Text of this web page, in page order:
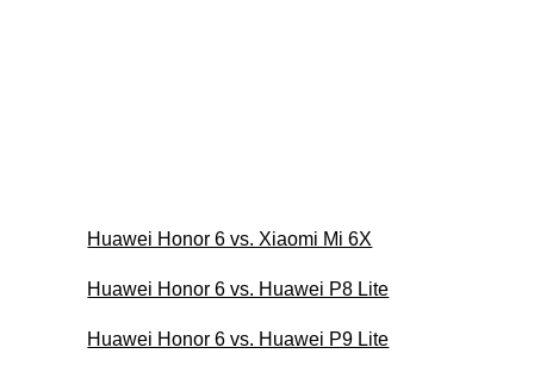
Huawei Honor 6 vs. Xiaomi Mi 6X
Huawei Honor 6 vs. Huawei P8 Lite
Huawei Honor 6 vs. Huawei P9 Lite